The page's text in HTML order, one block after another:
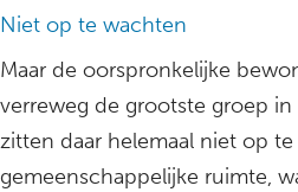
Niet op te wachten
Maar de oorspronkelijke
verreweg de grootste groep
zitten daar helemaal niet op
gemeenschappelijke ruimte,